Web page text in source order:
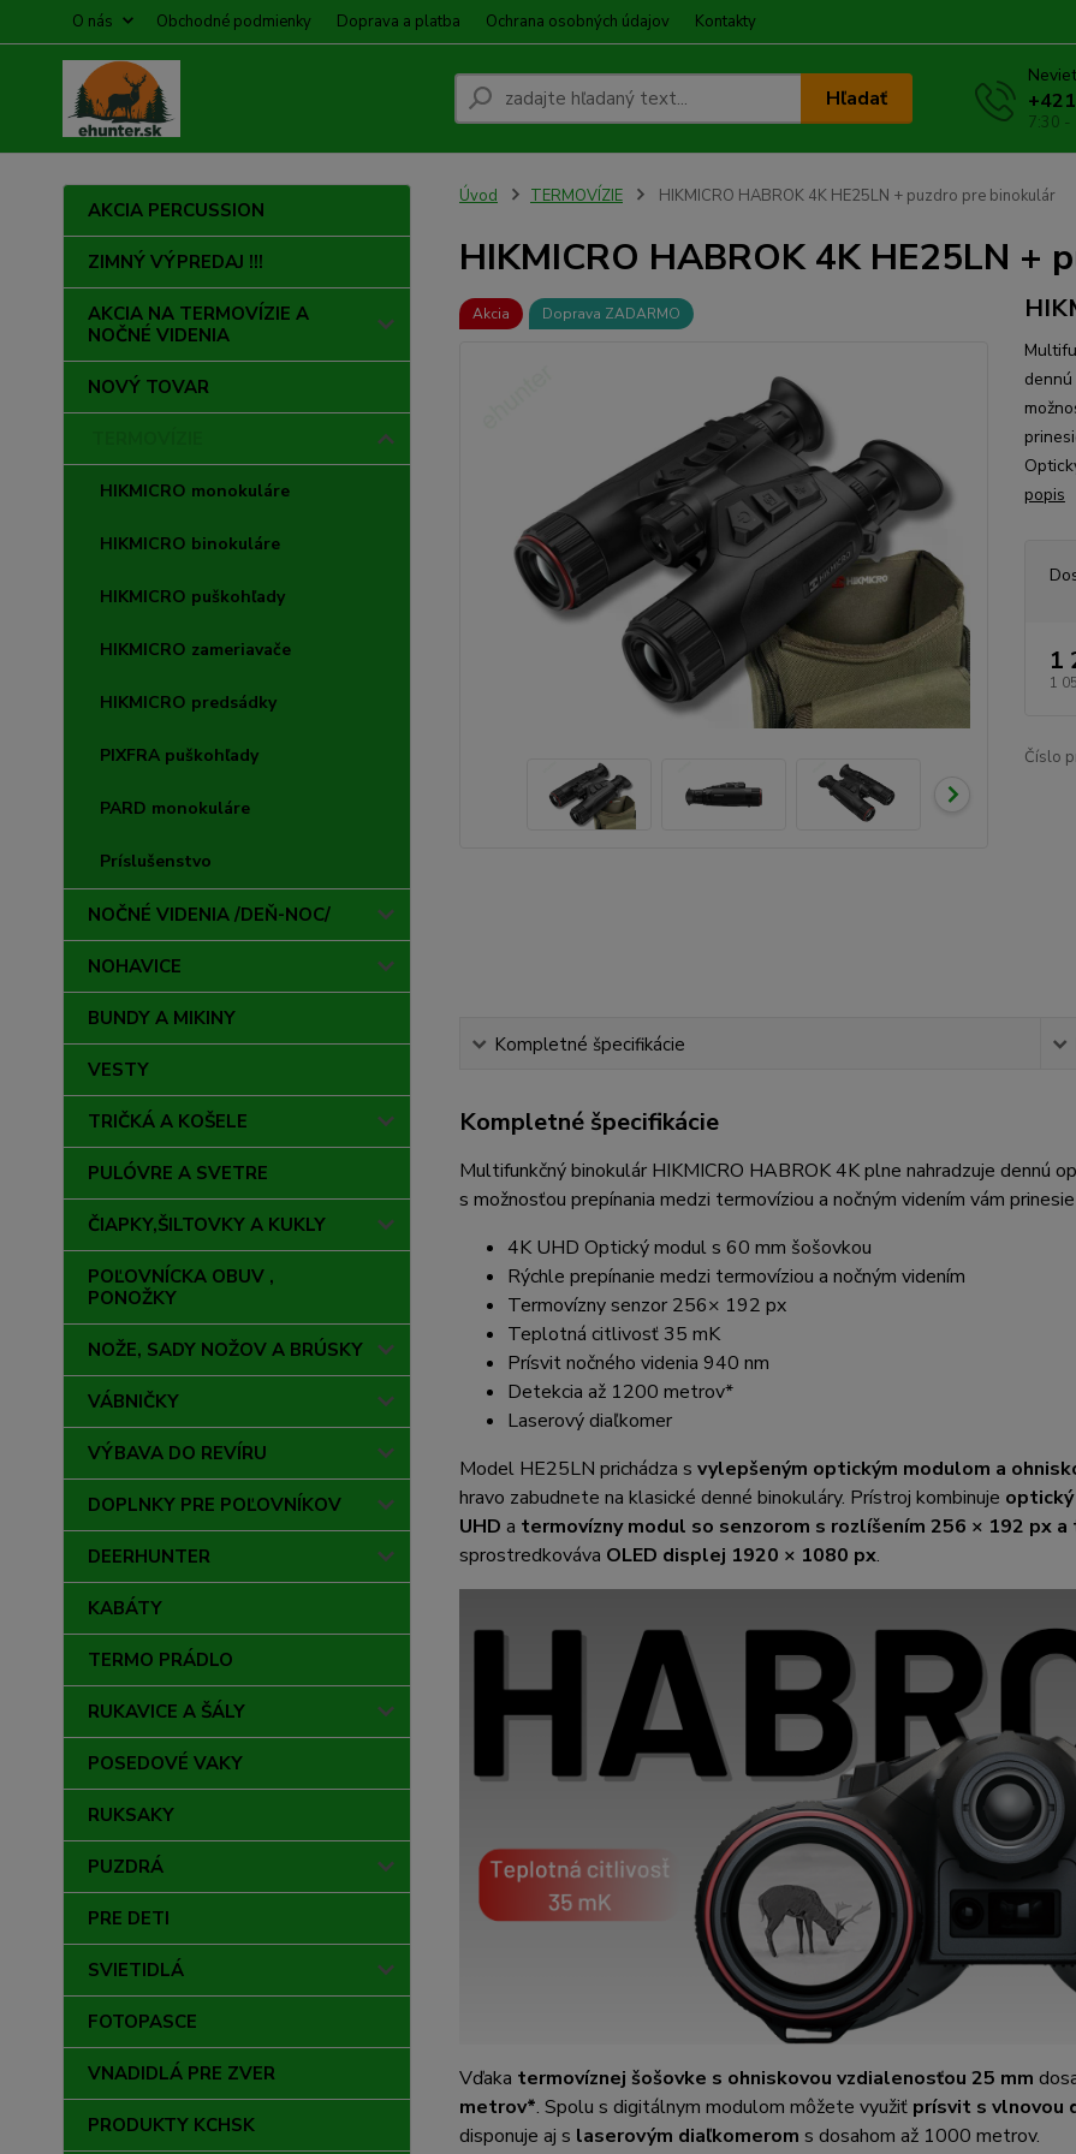
O nás Obchodné podmienky Doprava a platba Ochrana osobných údajov Kontakty
Hľadať
7:30 -
AKCIA PERCUSSION
ZIMNÝ VÝPREDAJ !!!
AKCIA NA TERMOVÍZIE A
NOČNÉ VIDENIA
NOVÝ TOVAR
HIKMICRO monokuláre
HIKMICRO binokuláre
HIKMICRO puškohľady
HIKMICRO zameriavače
HIKMICRO predsádky
PIXFRA puškohľady
PARD monokuláre
Príslušenstvo
NOČNÉ VIDENIA /DEŇ-NOC/
NOHAVICE
BUNDY A MIKINY
VESTY
TRIČKÁ A KOŠELE
PULÓVRE A SVETRE
ČIAPKY,ŠILTOVKY A KUKLY
POĽOVNÍCKA OBUV ,
PONOŽKY
NOŽE, SADY NOŽOV A BRÚSKY
VÁBNIČKY
VÝBAVA DO REVÍRU
DOPLNKY PRE POĽOVNÍKOV
DEERHUNTER
KABÁTY
TERMO PRÁDLO
RUKAVICE A ŠÁLY
POSEDOVÉ VAKY
RUKSAKY
PUZDRÁ
PRE DETI
SVIETIDLÁ
FOTOPASCE
VNADIDLÁ PRE ZVER
PRODUKTY KCHSK
Úvod TERMOVÍZIE HIKMICRO HABROK 4K HE25LN + puzdro pre binokulár
HIKMICRO HABROK 4K HE25LN +
Akcia Doprava ZADARMO
popis
1
1
Číslo
Kompletné špecifikácie
Kompletné špecifikácie
Multifunkčný binokulár HIKMICRO HABROK 4K plne nahradzuje dennú
s možnosťou prepínania medzi termovíziou a nočným videním vám
4K UHD Optický modul s 60 mm šošovkou
Rýchle prepínanie medzi termovíziou a nočným videním
Termovízny senzor 256× 192 px
Teplotná citlivosť 35 mK
Prísvit nočného videnia 940 nm
Detekcia až 1200 metrov*
Laserový diaľkomer
Model HE25LN prichádza s vylepšeným optickým modulom a
hravo zabudnete na klasické denné binokuláry. Prístroj kombinuje
UHD a termovízny modul so senzorom s rozlíšením 256 × 192 px
sprostredkováva OLED displej 1920 × 1080 px.
Vďaka termovíznej šošovke s ohniskovou vzdialenosťou 25 mm
metrov*. Spolu s digitálnym modulom môžete využiť prísvit s vlnovou
disponuje aj s laserovým diaľkomerom s dosahom až 1000 metrov.